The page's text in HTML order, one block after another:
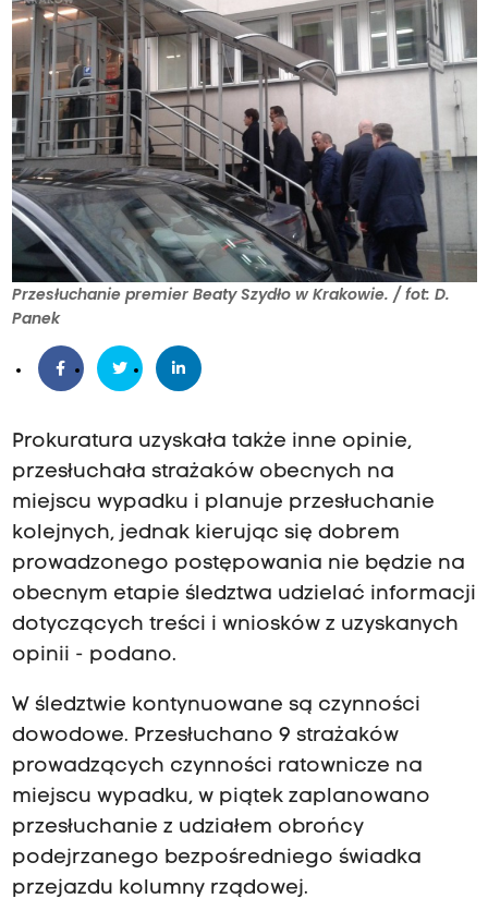
Przesłuchanie premier Beaty Szydło w Krakowie. / fot: D.
Panek
Prokuratura uzyskała także inne opinie,
przesłuchała strażaków obecnych na
miejscu wypadku i planuje przesłuchanie
kolejnych, jednak kierując się dobrem
prowadzonego postępowania nie będzie na
obecnym etapie śledztwa udzielać informacji
dotyczących treści i wniosków z uzyskanych
opinii - podano.
W śledztwie kontynuowane są czynności
dowodowe. Przesłuchano 9 strażaków
prowadzących czynności ratownicze na
miejscu wypadku, w piątek zaplanowano
przesłuchanie z udziałem obrońcy
podejrzanego bezpośredniego świadka
przejazdu kolumny rządowej.